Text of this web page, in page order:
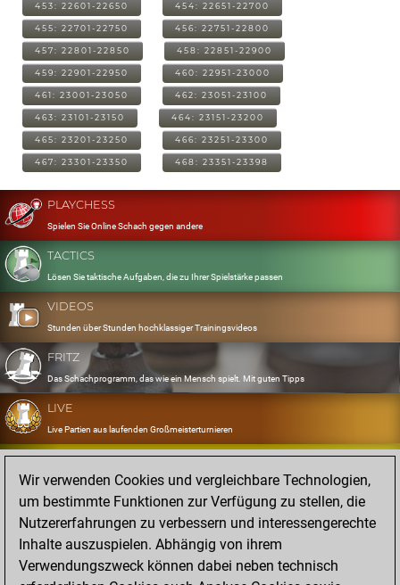
453: 22601-22650 454: 22651-22700
455: 22701-22750 456: 22751-22800
457: 22801-22850 458: 22851-22900
459: 22901-22950 460: 22951-23000
461: 23001-23050 462: 23051-23100
463: 23101-23150 464: 23151-23200
465: 23201-23250 466: 23251-23300
467: 23301-23350 468: 23351-23398
PLAYCHESS
Spielen Sie Online Schach gegen andere
TACTICS
Lösen Sie taktische Aufgaben, die zu Ihrer Spielstärke passen
VIDEOS
Stunden über Stunden hochklassiger Trainingsvideos
FRITZ
Das Schachprogramm, das wie ein Mensch spielt. Mit guten Tipps
LIVE
Live Partien aus laufenden Großmeisterturnieren
OPENINGS
Erfassen und Üben Sie Ihr Eröffnungsrepertoire
DATABASE
Acht Millionen starke Partien
MYGAMES
Speichern und analysieren Sie eigene Partien in der Cloud
Wir verwenden Cookies und vergleichbare Technologien,
um bestimmte Funktionen zur Verfügung zu stellen, die
Nutzererfahrungen zu verbessern und interessengerechte
Inhalte auszuspielen. Abhängig von ihrem
Verwendungszweck können dabei neben technisch